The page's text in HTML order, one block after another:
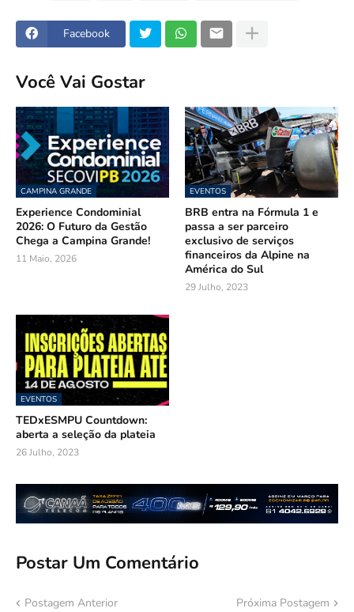
Facebook
Você Vai Gostar
CAMPINA GRANDE
Experience Condominial
2026: O Futuro da Gestão
Chega a Campina Grande!
11 Maio, 2026
EVENTOS
BRB entra na Fórmula 1 e
passa a ser parceiro
exclusivo de serviços
financeiros da Alpine na
América do Sul
29 Julho, 2023
EVENTOS
TEDxESMPU Countdown:
aberta a seleção da plateia
26 Julho, 2023
Postar Um Comentário
Postagem Anterior Próxima Postagem